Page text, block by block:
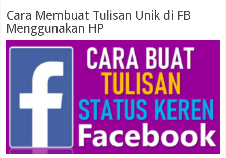
Cara Membuat Tulisan Unik di FB
Menggunakan HP